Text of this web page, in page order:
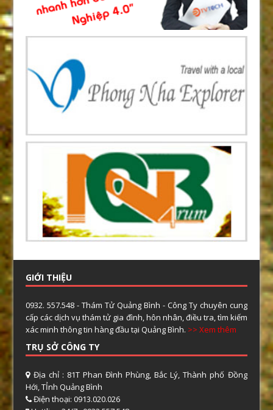
GIỚI THIỆU
0932. 557.548 - Thám Tử Quảng Bình - Công Ty chuyên cung
cấp các dịch vụ thám tử gia đình, hôn nhân, điều tra, tìm kiếm
xác minh thông tin hàng đầu tại Quảng Bình. >> Xem thêm
TRỤ SỞ CÔNG TY
Địa chỉ : 81T Phan Đình Phùng, Bắc Lý, Thành phố Đồng
Hới, TỈnh Quảng Bình
Điện thoại: 0913.020.026